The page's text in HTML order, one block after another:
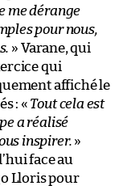
me dérange
pour nous,
» Varane, qui
qui
affiché le
: « Tout cela est
a réalisé
inspirer. »
face au
Lloris pour